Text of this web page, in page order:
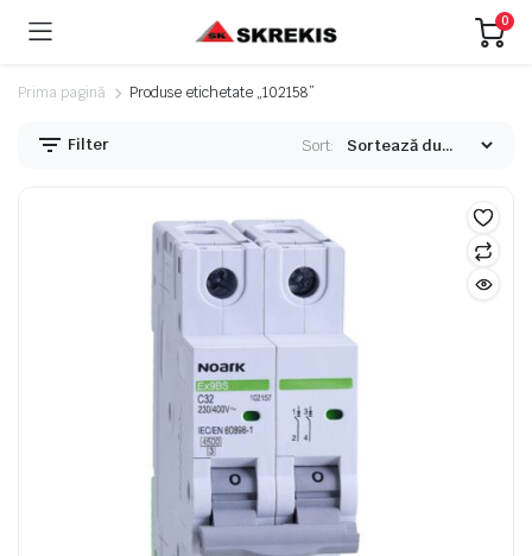
0
Prima pagină Produse etichetate „102158”
Filter Sort: